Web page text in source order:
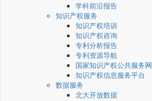
学科前沿报告
知识产权服务
知识产权培训
知识产权咨询
专利分析报告
专利资源导航
国家知识产权公共服务网
知识产权信息服务平台
数据服务
北大开放数据